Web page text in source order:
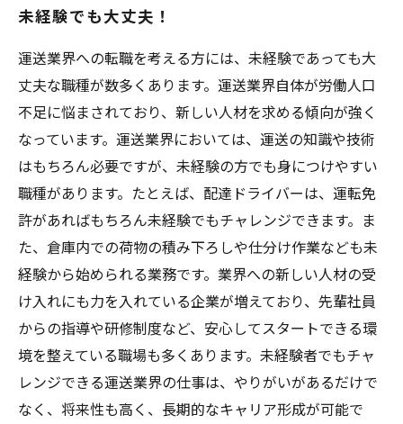
未経験でも大丈夫！
運送業界への転職を考える方には、未経験であっても大
丈夫な職種が数多くあります。運送業界自体が労働人口
不足に悩まされており、新しい人材を求める傾向が強く
なっています。運送業界においては、運送の知識や技術
はもちろん必要ですが、未経験の方でも身につけやすい
職種があります。たとえば、配達ドライバーは、運転免
許があればもちろん未経験でもチャレンジできます。ま
た、倉庫内での荷物の積み下ろしや仕分け作業なども未
経験から始められる業務です。業界への新しい人材の受
け入れにも力を入れている企業が増えており、先輩社員
からの指導や研修制度など、安心してスタートできる環
境を整えている職場も多くあります。未経験者でもチャ
レンジできる運送業界の仕事は、やりがいがあるだけで
なく、将来性も高く、長期的なキャリア形成が可能で